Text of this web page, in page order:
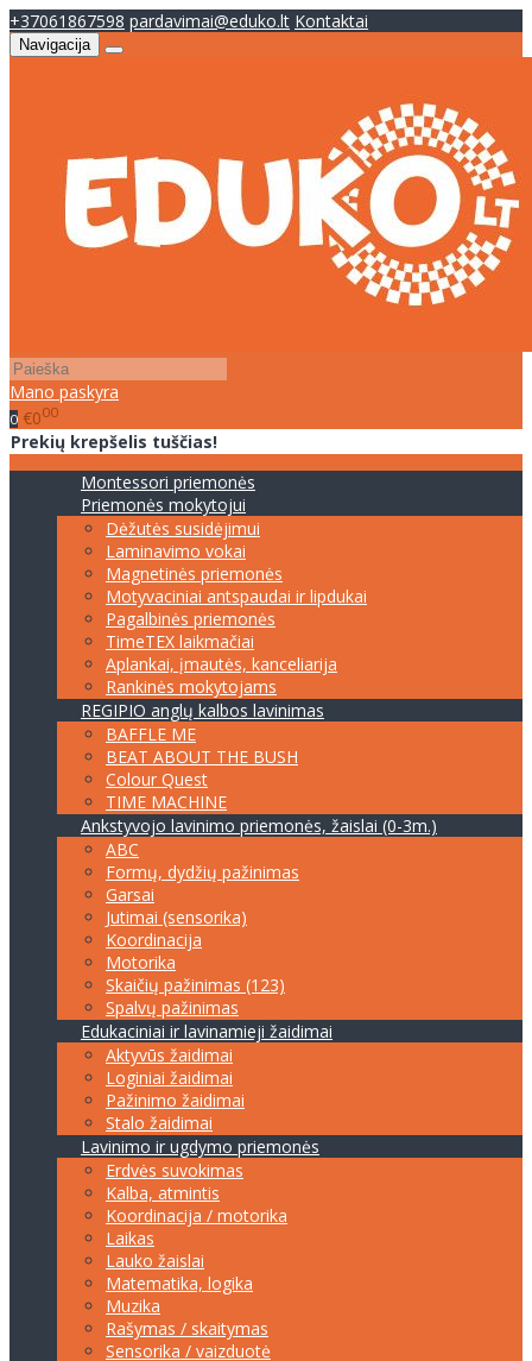
+37061867598 pardavimai@eduko.lt Kontaktai
Navigacija
Mano paskyra
0 €000
Prekių krepšelis tuščias!
Montessori priemonės
Priemonės mokytojui
Dėžutės susidėjimui
Laminavimo vokai
Magnetinės priemonės
Motyvaciniai antspaudai ir lipdukai
Pagalbinės priemonės
TimeTEX laikmačiai
Aplankai, įmautės, kanceliarija
Rankinės mokytojams
REGIPIO anglų kalbos lavinimas
BAFFLE ME
BEAT ABOUT THE BUSH
Colour Quest
TIME MACHINE
Ankstyvojo lavinimo priemonės, žaislai (0-3m.)
ABC
Formų, dydžių pažinimas
Garsai
Jutimai (sensorika)
Koordinacija
Motorika
Skaičių pažinimas (123)
Spalvų pažinimas
Edukaciniai ir lavinamieji žaidimai
Aktyvūs žaidimai
Loginiai žaidimai
Pažinimo žaidimai
Stalo žaidimai
Lavinimo ir ugdymo priemonės
Erdvės suvokimas
Kalba, atmintis
Koordinacija / motorika
Laikas
Lauko žaislai
Matematika, logika
Muzika
Rašymas / skaitymas
Sensorika / vaizduotė